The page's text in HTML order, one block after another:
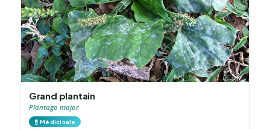
Grand plantain
Plantago major
💊Médicinale